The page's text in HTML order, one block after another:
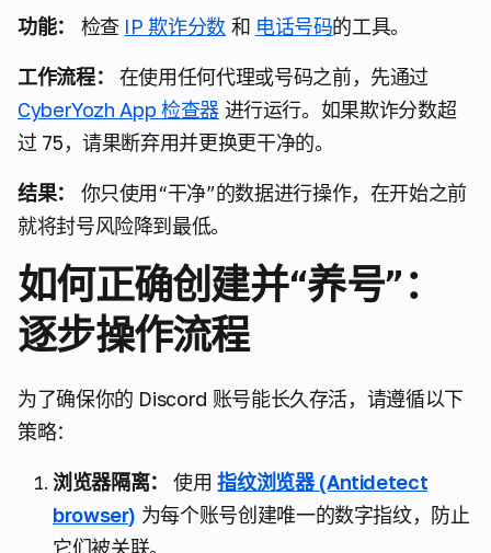
功能： 检查 IP 欺诈分数 和 电话号码的工具。
工作流程：
在使用任何代理或号码之前，先通过
CyberYozh App 检查器进行运行。如果欺诈分数超
过 75，请果断弃用并更换更干净的。
结果：
你只使用“干净”的数据进行操作，在开始之前
就将封号风险降到最低。
如何正确创建并“养号”：
逐步操作流程
为了确保你的 Discord 账号能长久存活，请遵循以下
策略：
浏览器隔离： 使用指纹浏览器 (Antidetect
browser) 为每个账号创建唯一的数字指纹，防止
它们被关联。